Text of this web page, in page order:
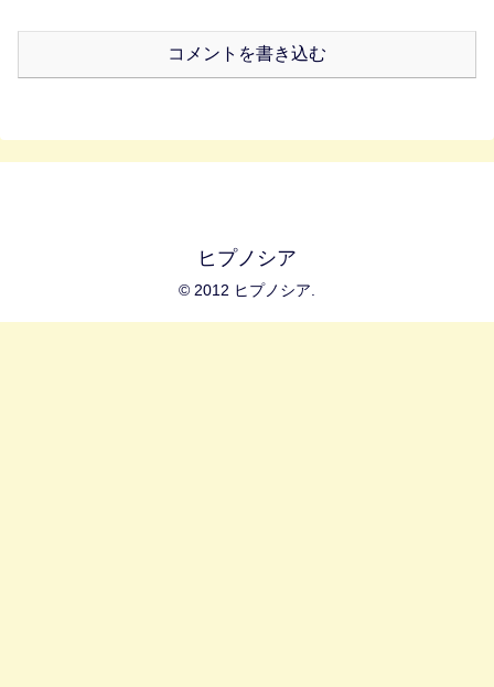
コメントを書き込む
ヒプノシア
© 2012 ヒプノシア.